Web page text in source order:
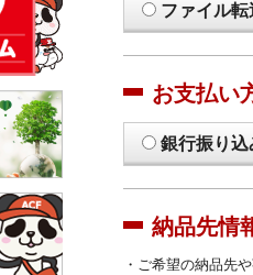
ファイル
お支払い
銀行振り込
納品先情
・ご希望の納品先